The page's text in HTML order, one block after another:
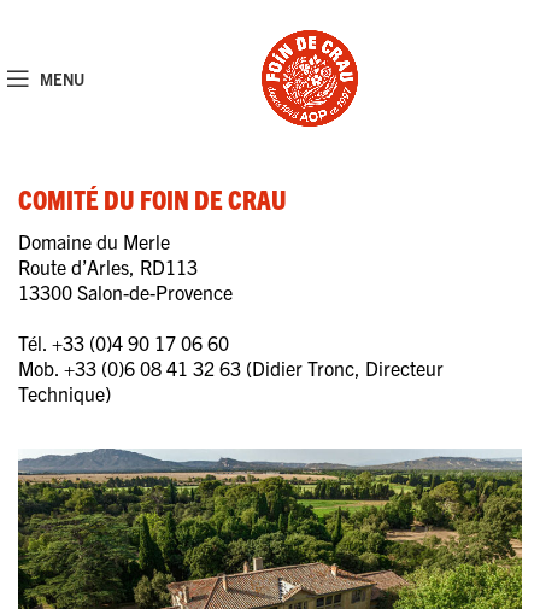
MENU
COMITÉ DU FOIN DE CRAU
Domaine du Merle
Route d’Arles, RD113
13300 Salon-de-Provence
Tél. +33 (0)4 90 17 06 60
Mob. +33 (0)6 08 41 32 63 (Didier Tronc, Directeur
Technique)